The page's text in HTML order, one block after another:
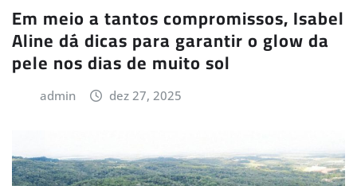
Em meio a tantos compromissos, Isabel
Aline dá dicas para garantir o glow da
pele nos dias de muito sol
admin dez 27, 2025